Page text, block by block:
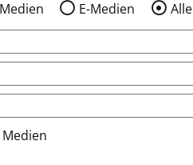
E-Medien
Alle